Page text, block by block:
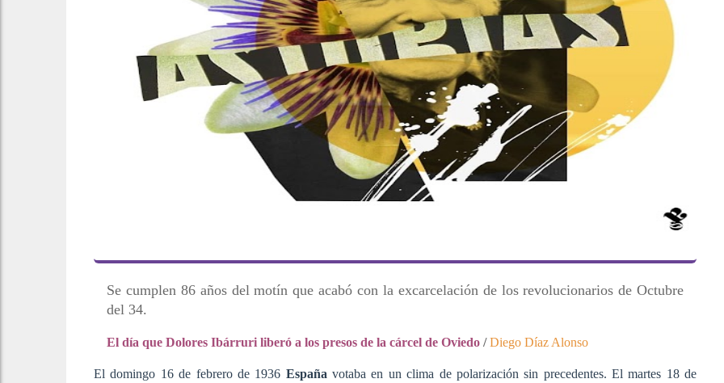
Se cumplen 86 años del motín que acabó con la excarcelación de los revolucionarios de Octubre
del 34.
El día que Dolores Ibárruri liberó a los presos de la cárcel de Oviedo /Diego Díaz Alonso
El domingo 16 de febrero de 1936 Españavotaba en un clima de polarización sin precedentes. El martes 18 de